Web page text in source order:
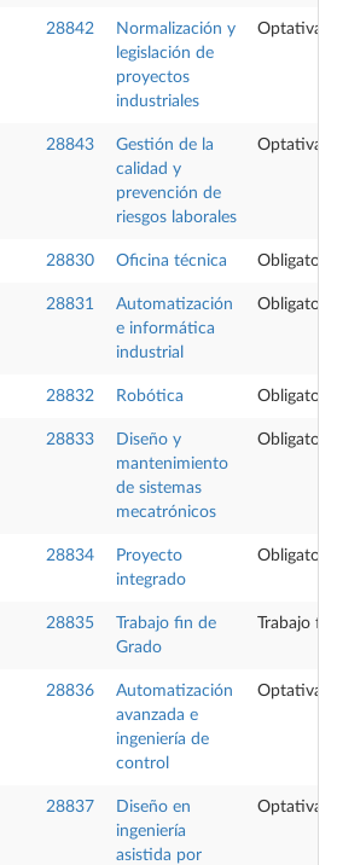
28842
Normalización y
legislación de
proyectos
industriales
Optativa
28843
Gestión de la
calidad y
prevención de
riesgos laborales
Optativa
28830 Oficina técnica Obligatoria
28831
Automatización
e informática
industrial
Obligatoria
28832 Robótica Obligatoria
28833
Diseño y
mantenimiento
de sistemas
mecatrónicos
Obligatoria
28834
Proyecto
integrado
Obligatoria
28835
Trabajo fin de
Grado
Trabajo
28836
Automatización
avanzada e
ingeniería de
control
Optativa
28837
Diseño en
ingeniería
asistida por
Optativa